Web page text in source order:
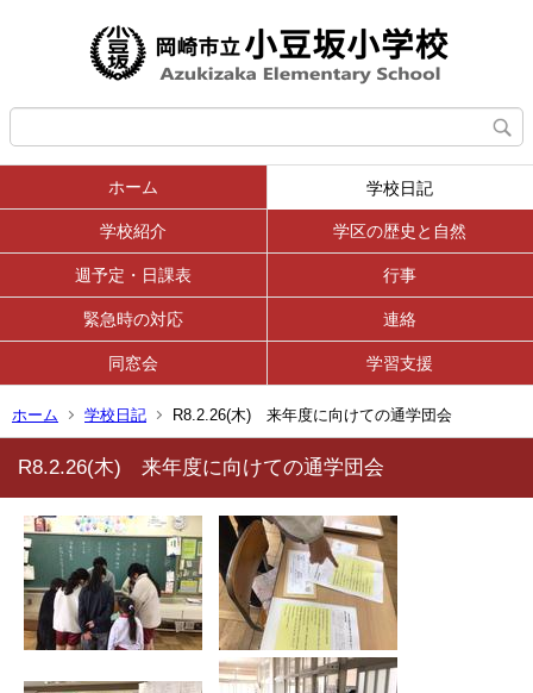
ホーム 学校日記
学校紹介 学区の歴史と自然
週予定・日課表 行事
緊急時の対応 連絡
同窓会 学習支援
ホーム 学校日記 R8.2.26(木) 来年度に向けての通学団会
R8.2.26(木) 来年度に向けての通学団会